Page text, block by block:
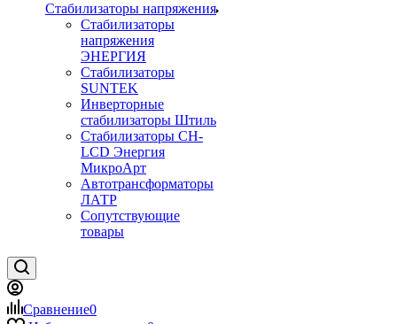
Стабилизаторы напряжения
Стабилизаторы
напряжения
ЭНЕРГИЯ
Стабилизаторы
SUNTEK
Инверторные
стабилизаторы Штиль
Стабилизаторы СН-
LCD Энepгия
МикроАрт
Автотрансформаторы
ЛАТР
Сопутствующие
товары
Сравнение0